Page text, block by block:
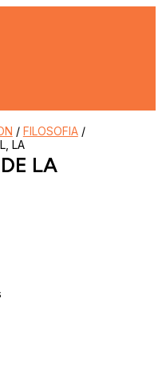
/ FILOSOFIA/
LA
LA